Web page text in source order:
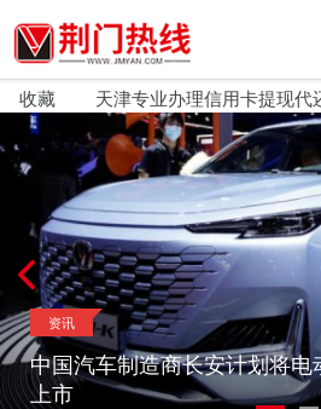
藏 天津专业办理信用卡提现代还
资讯
中国汽车制造商长安计划将电
上市